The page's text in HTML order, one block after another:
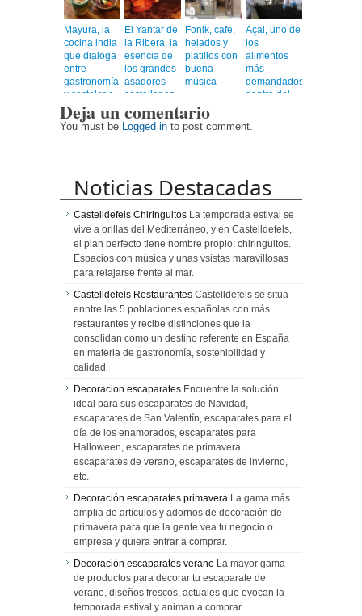
Mayura, la
cocina india
que dialoga
entre
gastronomía
y coctelería
de autor
El Yantar de
la Ribera, la
esencia de
los grandes
asadores
castellanos
corazón de
Barcelona
Fonik, cafe,
helados y
platillos con
buena
música
Açai, uno de
los
alimentos
más
demandados
dentro del
healthy
Deja un comentario
You must be Logged in to post comment.
Noticias Destacadas
Castelldefels Chiringuitos La temporada estival se
vive a orillas del Mediterráneo, y en Castelldefels,
el plan perfecto tiene nombre propio: chiringuitos.
Espacios con música y unas vsistas maravillosas
para relajarse frente al mar.
Castelldefels Restaurantes Castelldefels se situa
enntre las 5 poblaciones españolas con más
restaurantes y recibe distinciones que la
consolidan como un destino referente en España
en materia de gastronomía, sostenibilidad y
calidad.
Decoracion escaparates Encuentre la solución
ideal para sus escaparates de Navidad,
escaparates de San Valentín, escaparates para el
día de los enamorados, escaparates para
Halloween, escaparates de primavera,
escaparates de verano, escaparates de invierno,
etc.
Decoración escaparates primavera La gama más
amplia de artículos y adornos de decoración de
primavera para que la gente vea tu negocio o
empresa y quiera entrar a comprar.
Decoración escaparates verano La mayor gama
de productos para decorar tu escaparate de
verano, diseños frescos, actuales que evocan la
temporada estival y animan a comprar.